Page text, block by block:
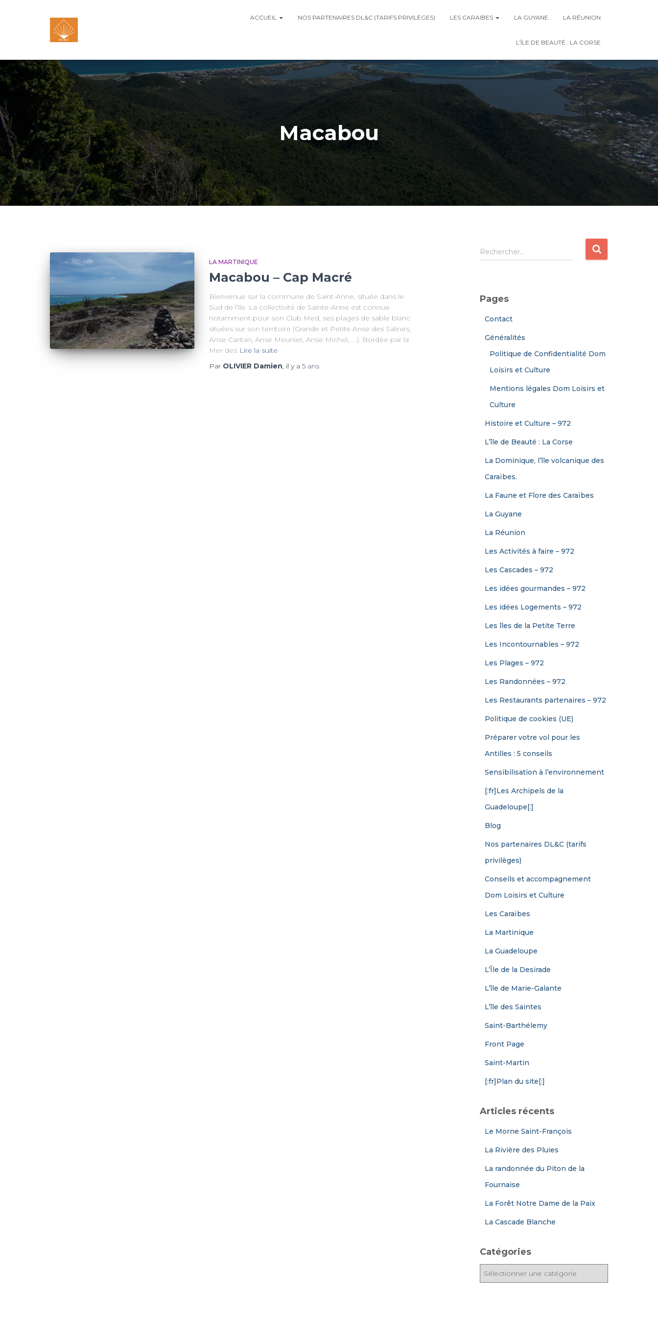
ACCUEIL NOS PARTENAIRES DL&C (TARIFS PRIVILÈGES) LES CARAÏBES LA GUYANE LA RÉUNION
L’ÎLE DE BEAUTÉ : LA CORSE
Macabou
LA MARTINIQUE
Macabou – Cap Macré
Bienvenue sur la commune de Saint-Anne, située dans le
Sud de l’ïle. La collectivité de Sainte-Anne est connue
notamment pour son Club Med, ses plages de sable blanc
situées sur son territoire (Grande et Petite Anse des Salines,
Anse Caritan, Anse Meunier, Anse Michel, ….). Bordée par la
Mer des Lire la suite
Par OLIVIER Damien, il y a 5 ans
R
e
r
Rechercher…
Pages
Contact
Généralités
Politique de Confidentialité Dom
Loisirs et Culture
Mentions légales Dom Loisirs et
Culture
Histoire et Culture – 972
L’île de Beauté : La Corse
La Dominique, l’île volcanique des
Caraïbes.
La Faune et Flore des Caraïbes
La Guyane
La Réunion
Les Activités à faire – 972
Les Cascades – 972
Les idées gourmandes – 972
Les idées Logements – 972
Les îles de la Petite Terre
Les Incontournables – 972
Les Plages – 972
Les Randonnées – 972
Les Restaurants partenaires – 972
Politique de cookies (UE)
Préparer votre vol pour les
Antilles : 5 conseils
Sensibilisation à l’environnement
[:fr]Les Archipels de la
Guadeloupe[:]
Blog
Nos partenaires DL&C (tarifs
privilèges)
Conseils et accompagnement
Dom Loisirs et Culture
Les Caraïbes
La Martinique
La Guadeloupe
L’Île de la Desirade
L’île de Marie-Galante
L’île des Saintes
Saint-Barthélemy
Front Page
Saint-Martin
[:fr]Plan du site[:]
Articles récents
Le Morne Saint-François
La Rivière des Pluies
La randonnée du Piton de la
Fournaise
La Forêt Notre Dame de la Paix
La Cascade Blanche
Catégories